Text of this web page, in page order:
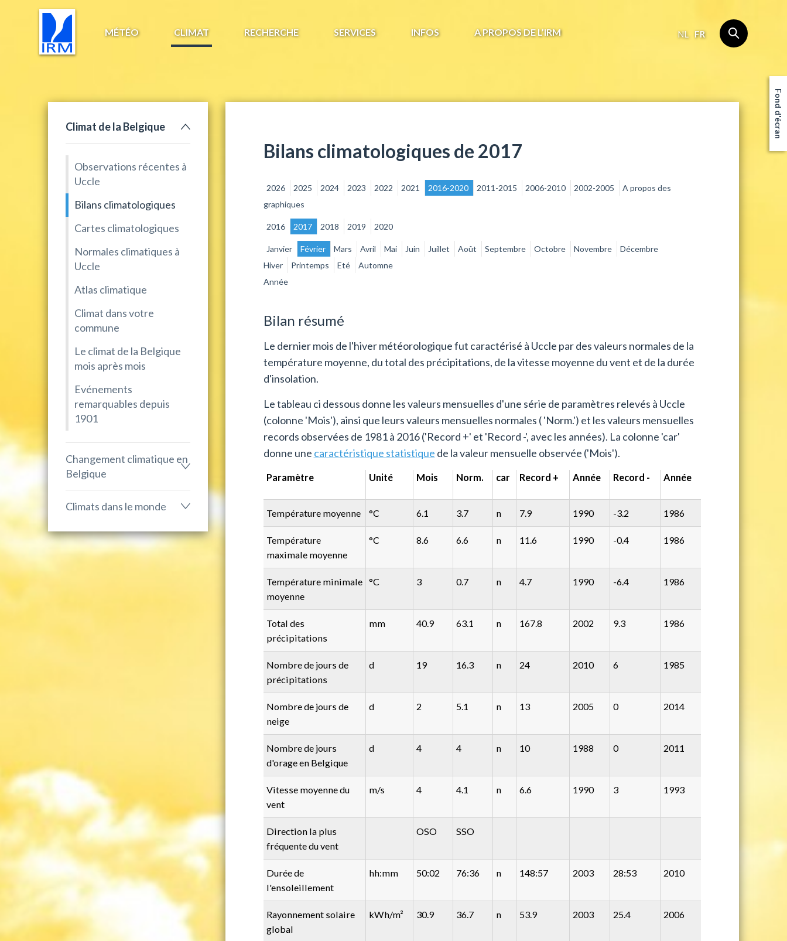
MÉTÉO CLIMAT RECHERCHE SERVICES INFOS A PROPOS DE L’IRM NL FR
Climat de la Belgique
Observations récentes à
Uccle
Bilans climatologiques
Cartes climatologiques
Normales climatiques à
Uccle
Atlas climatique
Climat dans votre
commune
Le climat de la Belgique
mois après mois
Evénements
remarquables depuis
1901
Changement climatique en
Belgique
Climats dans le monde
Bilans climatologiques de 2017
2026 2025 2024 2023 2022 2021 2016-2020 2011-2015 2006-2010 2002-2005
A propos des
graphiques
2016 2017 2018 2019 2020
Janvier Février Mars Avril Mai Juin Juillet Août Septembre Octobre Novembre
Décembre
Hiver
Printemps Eté
Automne
Année
Bilan résumé
Le dernier mois de l'hiver météorologique fut caractérisé à Uccle par des valeurs normales de la
température moyenne, du total des précipitations, de la vitesse moyenne du vent et de la durée
d'insolation.
Le tableau ci dessous donne les valeurs mensuelles d'une série de paramètres relevés à Uccle
(colonne 'Mois'), ainsi que leurs valeurs mensuelles normales ( 'Norm.') et les valeurs mensuelles
records observées de 1981 à 2016 ('Record +' et 'Record -', avec les années). La colonne 'car'
donne une caractéristique statistique de la valeur mensuelle observée ('Mois').
Paramètre Unité Mois Norm. car Record + Année Record - Année
Température moyenne °C 6.1 3.7 n 7.9 1990 -3.2 1986
Température
maximale moyenne
°C 8.6 6.6 n 11.6 1990 -0.4 1986
Température minimale
moyenne
°C 3 0.7 n 4.7 1990 -6.4 1986
Total des
précipitations
mm 40.9 63.1 n 167.8 2002 9.3 1986
Nombre de jours de
précipitations
d 19 16.3 n 24 2010 6 1985
Nombre de jours de
neige
d 2 5.1 n 13 2005 0 2014
Nombre de jours
d'orage en Belgique
d 4 4 n 10 1988 0 2011
Vitesse moyenne du
vent
m/s 4 4.1 n 6.6 1990 3 1993
Direction la plus
fréquente du vent
OSO SSO
Durée de
l'ensoleillement
hh:mm 50:02 76:36 n 148:57 2003 28:53 2010
Rayonnement solaire
global
kWh/m² 30.9 36.7 n 53.9 2003 25.4 2006
Fond d'écran